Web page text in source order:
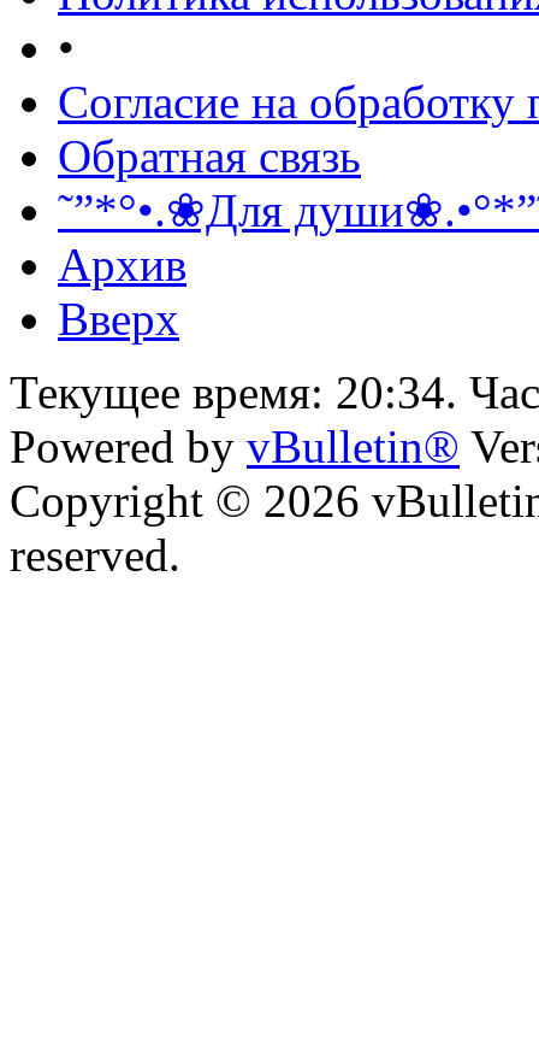
•
Согласие на
Обратная связь
˜”*°•.❀Для
Архив
Вверх
Текущее время: 20:34.
Powered by vBulletin®
Copyright © 2026
reserved.